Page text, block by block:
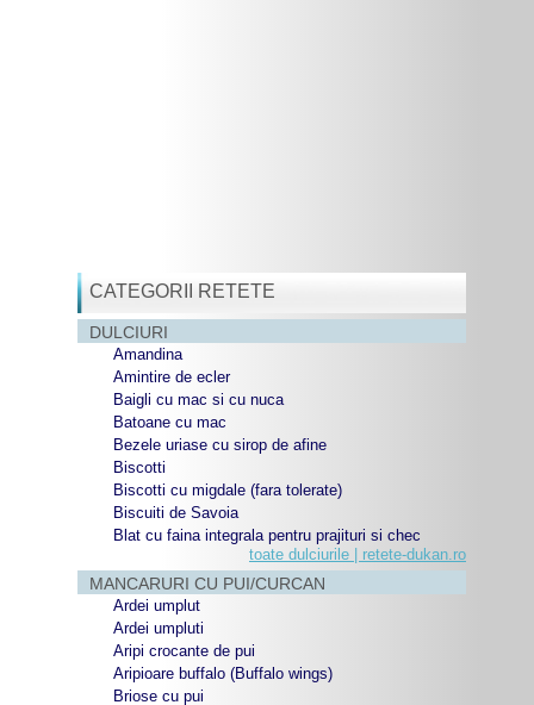
CATEGORII RETETE
DULCIURI
Amandina
Amintire de ecler
Baigli cu mac si cu nuca
Batoane cu mac
Bezele uriase cu sirop de afine
Biscotti
Biscotti cu migdale (fara tolerate)
Biscuiti de Savoia
Blat cu faina integrala pentru prajituri si chec
toate dulciurile | retete-dukan.ro
MANCARURI CU PUI/CURCAN
Ardei umplut
Ardei umpluti
Aripi crocante de pui
Aripioare buffalo (Buffalo wings)
Briose cu pui